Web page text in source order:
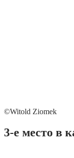
©Witold Ziomek
3-е место в